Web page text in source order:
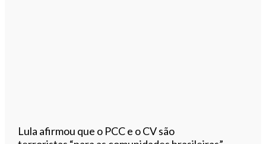
Lula afirmou que o PCC e o CV são